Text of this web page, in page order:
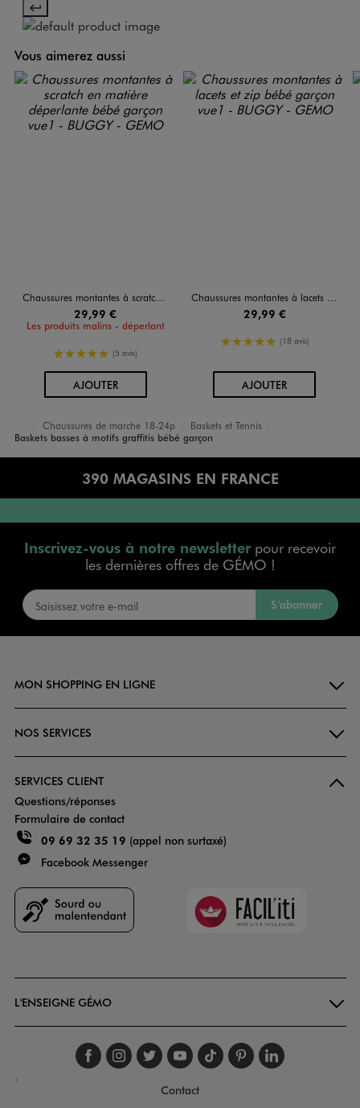
Vous aimerez aussi
Chaussures montantes à scratch en matière déperlante bébé garçon
29,99 €
Les produits malins - déperlant
5/5 de moyenne
(5 avis)
AJOUTERAU PANIER
Chaussures montantes à lacets et zip bébé garçon
29,99 €
5/5 de moyenne
(18 avis)
AJOUTERAU PANIER
Accueil
Bébé
Chaussures Garçon
Chaussures de marche 18-24p
Baskets et Tennis
Baskets basses à motifs graffitis bébé garçon
390 MAGASINS EN FRANCE
Inscrivez-vous à notre newsletterpour recevoir
les dernières offres de GÉMO !
S’abonner
MON SHOPPING EN LIGNE
NOS SERVICES
SERVICES CLIENT
Questions/réponses
Formulaire de contact
09 69 32 35 19 (appel non surtaxé)
Facebook Messenger
Faciliti
L'ENSEIGNE GÉMO
Suivez-nous sur
Suivez-nous sur
Suivez-nous sur
Suivez-nous
Suivez-nous
Suivez-
.
Contact